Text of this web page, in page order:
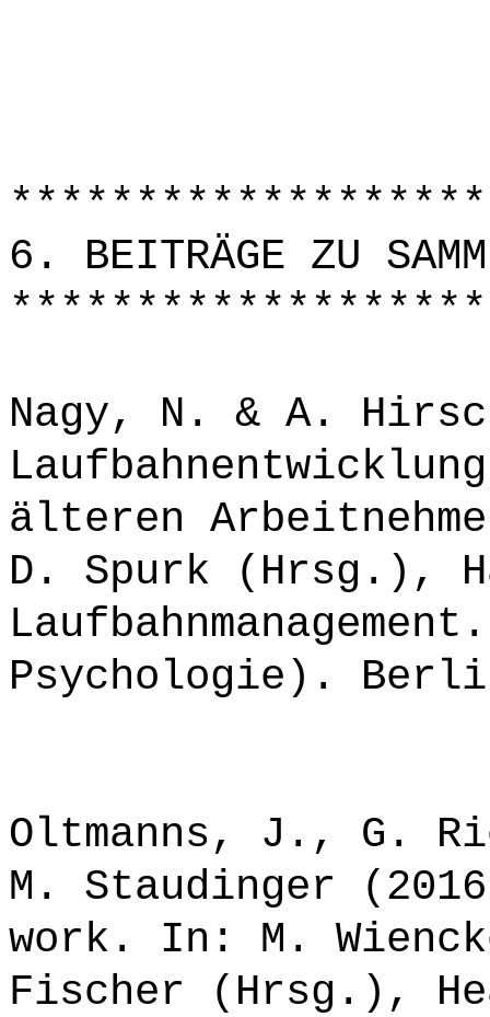
6. BEITRÄGE ZU
Nagy, N. & A.
älteren
D. Spurk (Hrsg.),
Psychologie).
Oltmanns, J., G.
M. Staudinger
work. In: M.
Fischer (Hrsg.),